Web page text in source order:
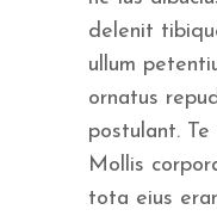
delenit
ullum
ornatus
postulant.
Mollis
tota eius